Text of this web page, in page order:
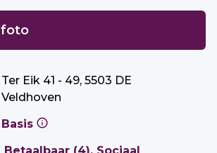
Ter Eik 41 - 49, 5503 DE
Veldhoven
Basis